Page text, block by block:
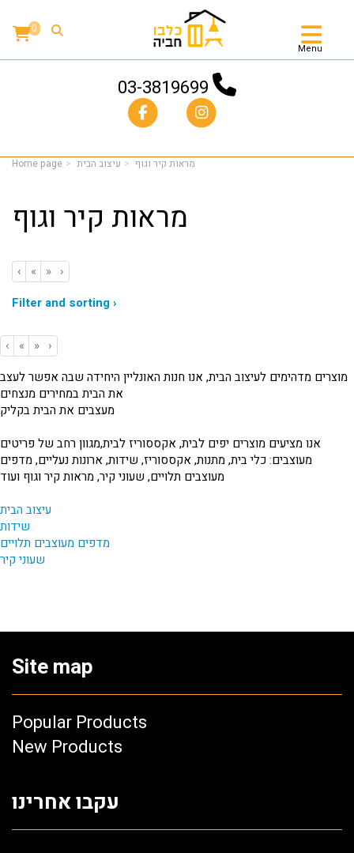
Menu
0
03-3819699
Home page עיצוב הבית מראות קיר וגוף
מראות קיר וגוף
‹ « » ›
Filter and sorting ›
‹ « » ›
מוצרים מדהימים לעיצוב הבית, אנו חנות האונליין היחידה שבה אפשר לעצב
את הבית במחירים מנצחים
מעצבים את הבית בקליק
אנו מציעים מוצרים יפים לבית, אקססוריז לבית,מגוון רחב של פריטים
מעוצבים: כלי בית, מתנות, אקססוריז, שידות, ארונות נעליים, מדפים
מעוצבים תלויים, שעוני קיר, מראות קיר וגוף ועוד
עיצוב הבית
שידות
מדפים מעוצבים תלויים
שעוני קיר
Site map
Popular Products
New Products
עקבו אחרינו